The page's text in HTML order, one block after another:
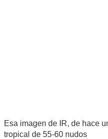
Esa imagen de IR, de hace
tropical de 55-60 nudos